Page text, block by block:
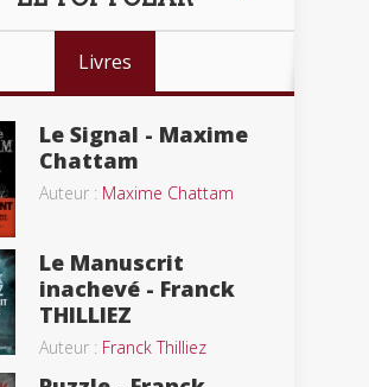
Livres
Le Signal - Maxime
Chattam
Auteur : Maxime Chattam
Le Manuscrit
inachevé - Franck
THILLIEZ
Auteur : Franck Thilliez